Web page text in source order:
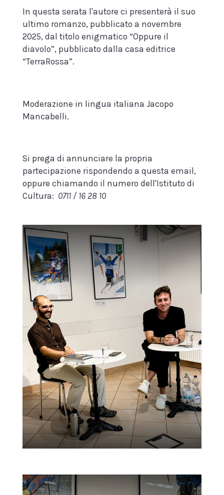
In questa serata l'autore ci presenterà il suo
ultimo romanzo, pubblicato a novembre
2025, dal titolo enigmatico “Oppure il
diavolo”, pubblicato dalla casa editrice
“TerraRossa”.
Moderazione in lingua italiana Jacopo
Mancabelli.
Si prega di annunciare la propria
partecipazione rispondendo a questa email,
oppure chiamando il numero dell'Istituto di
Cultura: 0711 / 16 28 10